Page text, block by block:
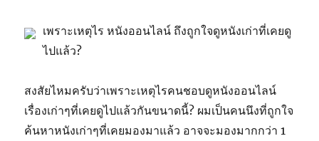
เพราะเหตุไร หนังออนไลน์ ถึงถูกใจดูหนังเก่าที่เคยดู
ไปแล้ว?
สงสัยไหมครับว่าเพราะเหตุไรคนชอบดูหนังออนไลน์
เรื่องเก่าๆที่เคยดูไปแล้วกันขนาดนี้? ผมเป็นคนนึงที่ถูกใจ
ค้นหาหนังเก่าๆที่เคยมองมาแล้ว อาจจะมองมากกว่า 1